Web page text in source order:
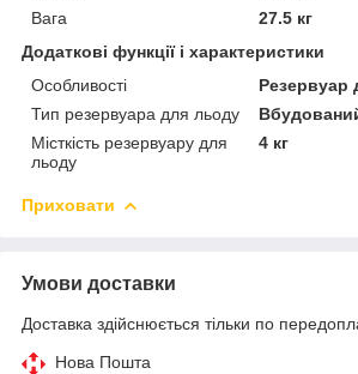
Вага
27.5 кг
Додаткові функції і характеристики
Особливості
Резервуар
Тип резервуара для льоду
Місткість резервуару для
льоду
4 кг
Приховати
Умови доставки
Доставка здійснюється тільки по
Нова Пошта